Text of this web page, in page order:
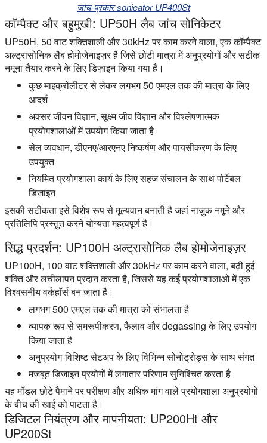
जांच-प्रकार sonicator UP400St
कॉम्पैक्ट और बहुमुखी: UP50H लैब जांच सोनिकेटर
UP50H, 50 वाट शक्तिशाली और 30kHz पर काम करने वाला, एक कॉम्पैक्ट
अल्ट्रासोनिक लैब होमोजेनाइज़र है जिसे छोटी मात्रा में अनुप्रयोगों और सटीक
नमूना तैयार करने के लिए डिज़ाइन किया गया है।
कुछ माइक्रोलीटर से लेकर लगभग 50 एमएल तक की मात्रा के लिए
आदर्श
अक्सर जीवन विज्ञान, सूक्ष्म जीव विज्ञान और विश्लेषणात्मक
प्रयोगशालाओं में उपयोग किया जाता है
सेल व्यवधान, डीएनए/आरएनए निष्कर्षण और पायसीकरण के लिए
उपयुक्त
नियमित प्रयोगशाला कार्य के लिए सहज संचालन के साथ पोर्टेबल
डिजाइन
इसकी सटीकता इसे विशेष रूप से मूल्यवान बनाती है जहां नाजुक नमूने और
प्रतिलिपि प्रस्तुत करने योग्यता महत्वपूर्ण है।
सिद्ध प्रदर्शन: UP100H अल्ट्रासोनिक लैब होमोजेनाइज़र
UP100H, 100 वाट शक्तिशाली और 30kHz पर काम करने वाला, बढ़ी हुई
शक्ति और लचीलापन प्रदान करता है, जिससे यह कई प्रयोगशालाओं में एक
विश्वसनीय वर्कहॉर्स बन जाता है।
लगभग 500 एमएल तक की मात्रा को संभालता है
व्यापक रूप से समरूपीकरण, फैलाव और degassing के लिए उपयोग
किया जाता है
अनुप्रयोग-विशिष्ट सेटअप के लिए विभिन्न सोनोट्रोड्स के साथ संगत
मजबूत डिजाइन प्रयोगों में लगातार परिणाम सुनिश्चित करता है
यह मॉडल छोटे पैमाने पर परीक्षण और अधिक मांग वाले प्रयोगशाला अनुप्रयोगों
के बीच की खाई को पाटता है।
डिजिटल नियंत्रण और मापनीयता: UP200Ht और
UP200St